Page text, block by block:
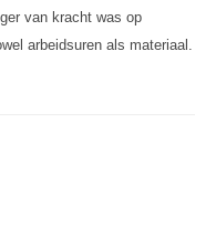
van kracht was op
arbeidsuren als materiaal.